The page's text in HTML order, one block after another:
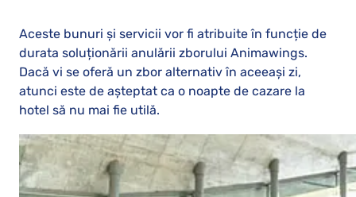
Aceste bunuri și servicii vor fi atribuite în funcție de
durata soluționării anulării zborului Animawings.
Dacă vi se oferă un zbor alternativ în aceeași zi,
atunci este de așteptat ca o noapte de cazare la
hotel să nu mai fie utilă.